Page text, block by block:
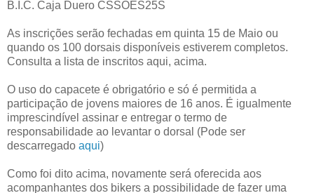
B.I.C. Caja Duero CSSOES25S
As inscrições serão fechadas em quinta 15 de Maio ou
quando os 100 dorsais disponíveis estiverem completos.
Consulta a lista de inscritos aqui, acima.
O uso do capacete é obrigatório e só é permitida a
participação de jovens maiores de 16 anos. É igualmente
imprescindível assinar e entregar o termo de
responsabilidade ao levantar o dorsal (Pode ser
descarregado aqui)
Como foi dito acima, novamente será oferecida aos
acompanhantes dos bikers a possibilidade de fazer uma